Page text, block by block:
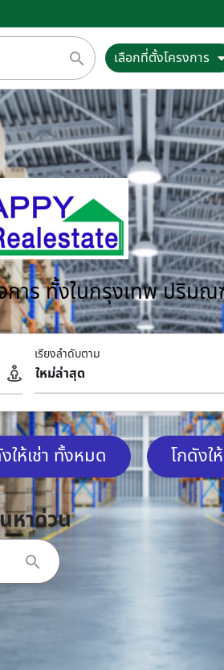
เลือกที่ตั้งโครงการ
งการ ทั้งในกรุงเทพ ปริ
ใหม่ล่าสุด
เรียงลำดับตาม
ให้เช่า ทั้งหมด โกดังใ
หาด่วน